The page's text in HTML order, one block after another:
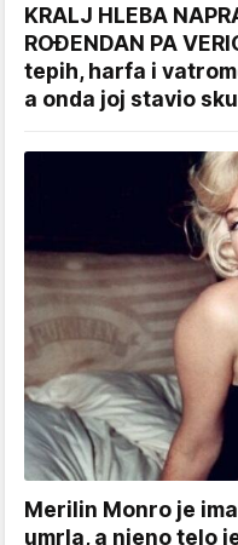
KRALJ HLEBA
ROĐENDAN PA
tepih, harfa i
a onda joj stavio
Merilin Monro je
umrla, a njeno telo